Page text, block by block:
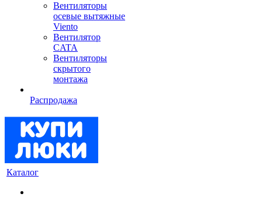
Вентиляторы
осевые вытяжные
Viento
Вентилятор
CATA
Вентиляторы
скрытого
монтажа
Распродажа
Каталог